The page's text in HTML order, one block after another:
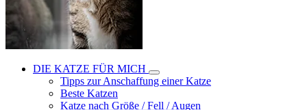
DIE KATZE FÜR MICH
Tipps zur Anschaffung einer Katze
Beste Katzen
Katze nach Größe / Fell / Augen